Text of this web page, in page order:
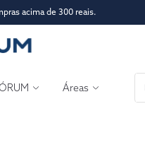
acima de 300 reais.
Áreas